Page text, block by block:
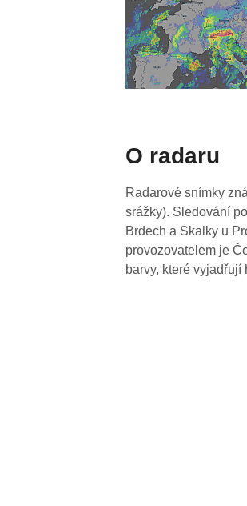
O radaru
Radarové snímky
srážky). Sledování
Brdech a Skalky u
provozovatelem je
barvy, které